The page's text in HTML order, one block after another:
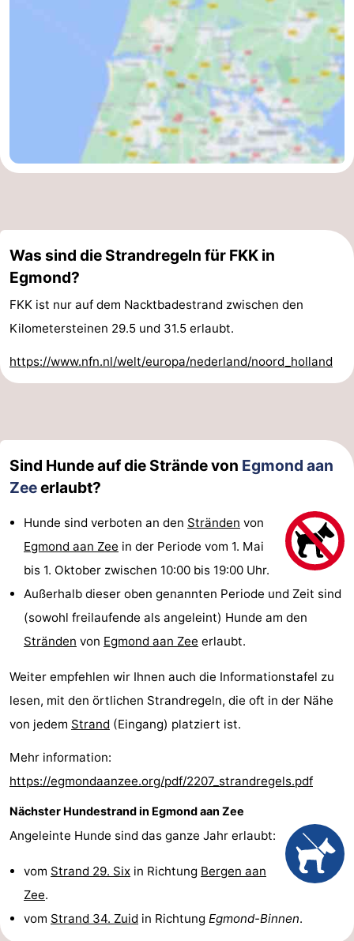
Was sind die Strandregeln für FKK in
Egmond?
FKK ist nur auf dem Nacktbadestrand zwischen den
Kilometersteinen 29.5 und 31.5 erlaubt.
https://www.nfn.nl/welt/europa/nederland/noord_holland
Sind Hunde auf die Strände von Egmond aan
Zeeerlaubt?
Hunde sind verboten an den Stränden von
Egmond aan Zee in der Periode vom 1. Mai
bis 1. Oktober zwischen 10:00 bis 19:00 Uhr.
Außerhalb dieser oben genannten Periode und Zeit sind
(sowohl freilaufende als angeleint) Hunde am den
Stränden von Egmond aan Zee erlaubt.
Weiter empfehlen wir Ihnen auch die Informationstafel zu
lesen, mit den örtlichen Strandregeln, die oft in der Nähe
von jedem Strand (Eingang) platziert ist.
Mehr information:
https://egmondaanzee.org/pdf/2207_strandregels.pdf
Nächster Hundestrand in Egmond aan Zee
Angeleinte Hunde sind das ganze Jahr erlaubt:
vom Strand 29. Six in Richtung Bergen aan
Zee.
vom Strand 34. Zuid in Richtung Egmond-Binnen.